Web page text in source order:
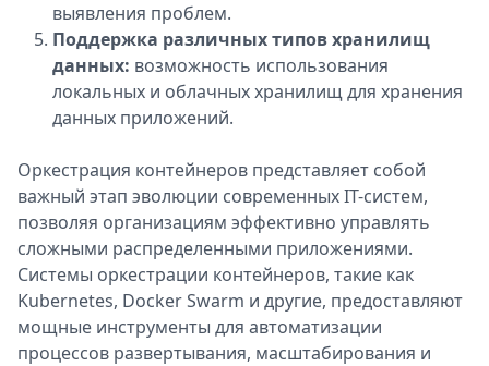
выявления проблем.
Поддержка различных типов хранилищ
данных: возможность использования
локальных и облачных хранилищ для хранения
данных приложений.
Оркестрация контейнеров представляет собой
важный этап эволюции современных IT-систем,
позволяя организациям эффективно управлять
сложными распределенными приложениями.
Системы оркестрации контейнеров, такие как
Kubernetes, Docker Swarm и другие, предоставляют
мощные инструменты для автоматизации
процессов развертывания, масштабирования и